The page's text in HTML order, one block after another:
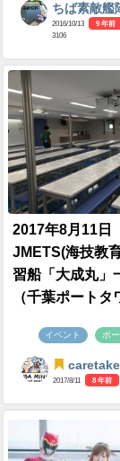
ちば素敵艦
2016/10/13 9 年前
3106
2017年8月11日
JMETS(海技教
習船「大成丸」
（千葉ポートタ
イベント ポ
2017/8/11 8 年前